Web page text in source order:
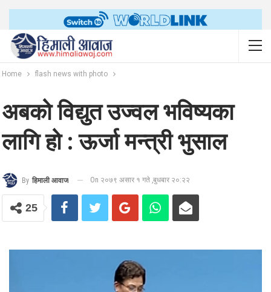
Home flash news with photo
अबको विद्युत उज्वल भविष्यका
लागि हो : ऊर्जा मन्त्री भुसाल
By हिमाली आवाज On २०७९ असार १ गते ,बुधबार २०:२२
25